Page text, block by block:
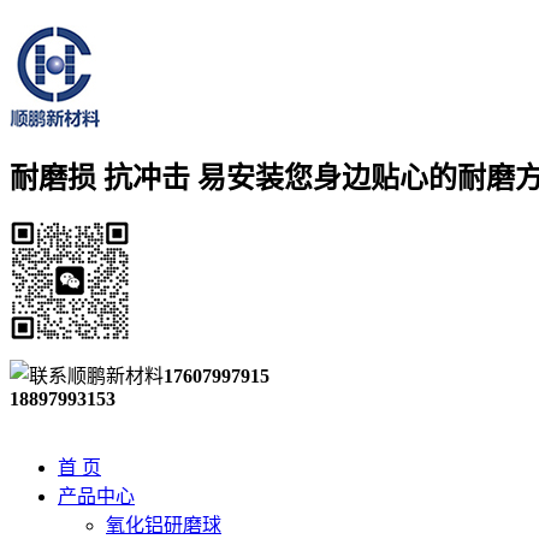
耐磨损 抗冲击 易安装您身边贴心的耐磨
17607997915
18897993153
首 页
产品中心
氧化铝研磨球